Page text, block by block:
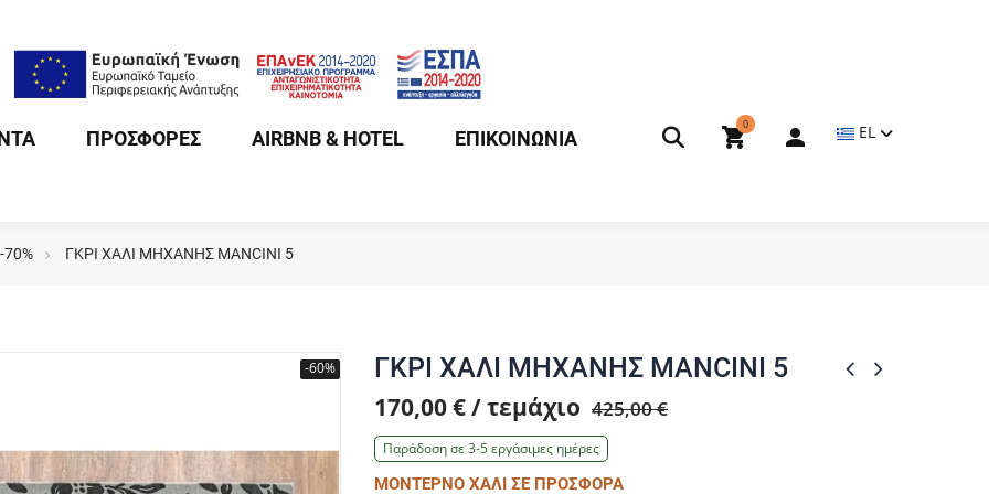
0 EL
ΠΡΟΣΦΟΡΕΣ AIRBNB & HOTEL ΕΠΙΚΟΙΝΩΝΙΑ
ΓΚΡΙ ΧΑΛΙ ΜΗΧΑΝΗΣ MANCINI 5
-60% ΓΚΡΙ ΧΑΛΙ ΜΗΧΑΝΗΣ MANCINI 5
170,00 € / τεμάχιο 425,00 €
Παράδοση σε 3-5 εργάσιμες ημέρες
ΜΟΝΤΕΡΝΟ ΧΑΛΙ ΣΕ ΠΡΟΣΦΟΡΑ